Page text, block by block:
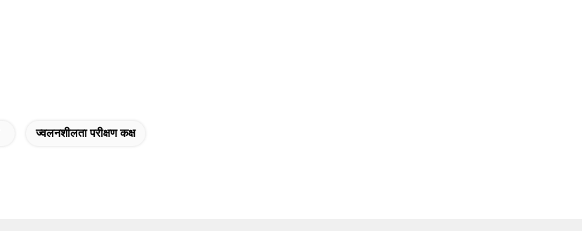
ज्वलनशीलता परीक्षण कक्ष